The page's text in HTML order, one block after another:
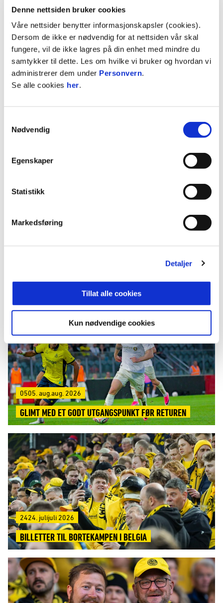
Denne nettsiden bruker cookies
Våre nettsider benytter informasjonskapsler (cookies).
Dersom de ikke er nødvendig for at nettsiden vår skal
fungere, vil de ikke lagres på din enhet med mindre du
samtykker til dette. Les om hvilke vi bruker og hvordan vi
administrerer dem under Personvern.
Se alle cookies her.
Nødvendig
Egenskaper
Statistikk
Markedsføring
Detaljer
Tillat alle cookies
Kun nødvendige cookies
utdannelse enn hva NTG kan tilby finnes det
muligheter for samarbeid med andre vidregående
skoler.
Om en familie ønsker at en spiller skal gå på NTG
eller NTG-U men ikke ser at dette er økonomisk
mulig for dem kan de kontakte klubben slik at vi
sammen kan finne en løsning.
0505. aug.aug. 2026
GLIMT MED ET GODT UTGANGSPUNKT FØR RETUREN
2424. julijuli 2026
BILLETTER TIL BORTEKAMPEN I BELGIA